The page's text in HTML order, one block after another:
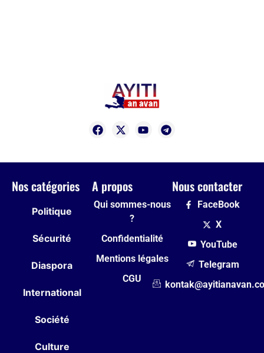
Nos catégories
Politique
Sécurité
Diaspora
International
Société
Culture
A propos
Qui sommes-nous
?
Confidentialité
Mentions légales
CGU
Nous contacter
FaceBook
X
YouTube
Telegram